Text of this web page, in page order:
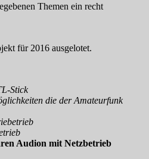
Themen ein recht
für 2016 ausgelotet.
Stick
die der Amateurfunk
Audion mit Netzbetrieb